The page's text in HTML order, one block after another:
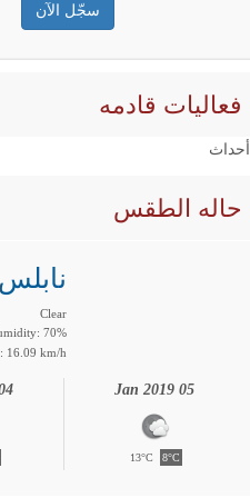
فعاليات قادمه
أحداث
حاله الطقس
نابلس
Clear
70%
16.09 km/h
2019 05 Jan 2019
13°C 8°C